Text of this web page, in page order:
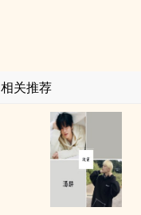
相关推荐